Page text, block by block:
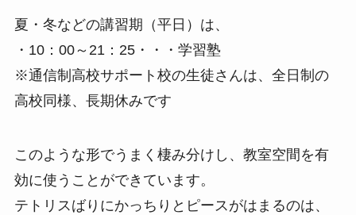
夏・冬などの講習期（平日）は、
・10：00～21：25・・・学習塾
※通信制高校サポート校の生徒さんは、全日制の
高校同様、長期休みです
このような形でうまく棲み分けし、教室空間を有
効に使うことができています。
テトリスばりにかっちりとピースがはまるのは、